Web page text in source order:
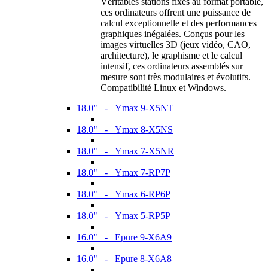
ces ordinateurs offrent une puissance de
calcul exceptionnelle et des performances
graphiques inégalées. Conçus pour les
images virtuelles 3D (jeux vidéo, CAO,
architecture), le graphisme et le calcul
intensif, ces ordinateurs assemblés sur
mesure sont très modulaires et évolutifs.
Compatibilité Linux et Windows.
18.0" - Ymax 9-X5NT
18.0" - Ymax 8-X5NS
18.0" - Ymax 7-X5NR
18.0" - Ymax 7-RP7P
18.0" - Ymax 6-RP6P
18.0" - Ymax 5-RP5P
16.0" - Epure 9-X6A9
16.0" - Epure 8-X6A8